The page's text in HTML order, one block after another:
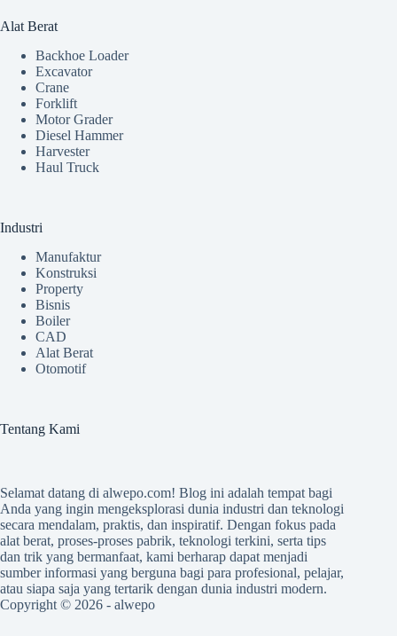
Alat Berat
Backhoe Loader
Excavator
Crane
Forklift
Motor Grader
Diesel Hammer
Harvester
Haul Truck
Industri
Manufaktur
Konstruksi
Property
Bisnis
Boiler
CAD
Alat Berat
Otomotif
Tentang Kami
Selamat datang di alwepo.com! Blog ini adalah tempat bagi
Anda yang ingin mengeksplorasi dunia industri dan teknologi
secara mendalam, praktis, dan inspiratif. Dengan fokus pada
alat berat, proses-proses pabrik, teknologi terkini, serta tips
dan trik yang bermanfaat, kami berharap dapat menjadi
sumber informasi yang berguna bagi para profesional, pelajar,
atau siapa saja yang tertarik dengan dunia industri modern.
Copyright © 2026 - alwepo